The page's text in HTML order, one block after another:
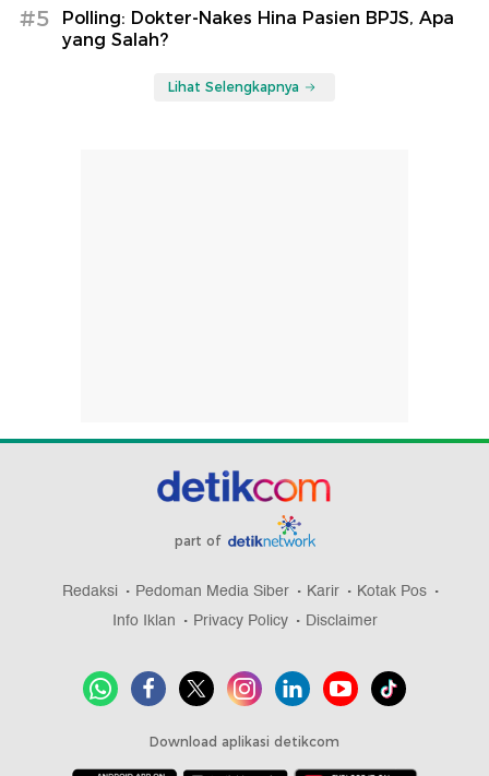
#5
Polling: Dokter-Nakes Hina Pasien BPJS, Apa
yang Salah?
Lihat Selengkapnya
part of
Redaksi Pedoman Media Siber Karir
Kotak Pos
Info Iklan
Privacy Policy Disclaimer
Download aplikasi detikcom